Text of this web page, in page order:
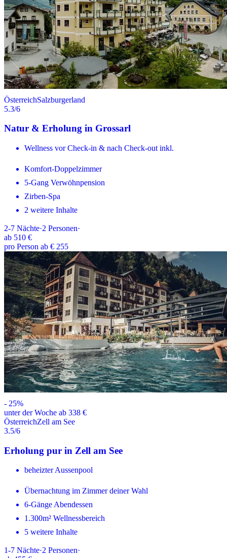
ÖsterreichSalzburgerland
5.3/6
Natur & Erholung in Grossarl
Wellness vor Check-in & nach Check-out inkl.
Komfort-Doppelzimmer
5-Gang Verwöhnpension
Zirben-Spa
2 weitere Inhalte
2-7 Nächte·2 Personen·
ab 510 €
pro Person ab € 255
- 25%
unter der Woche ab 338 €
ÖsterreichZell am See
3.5/6
Erholung pur in Zell am See
beheizter Aussenpool
Übernachtung im Zimmer deiner Wahl
6-Gänge Abendessen
1.300m² Wellnessbereich
5 weitere Inhalte
1-7 Nächte·2 Personen·